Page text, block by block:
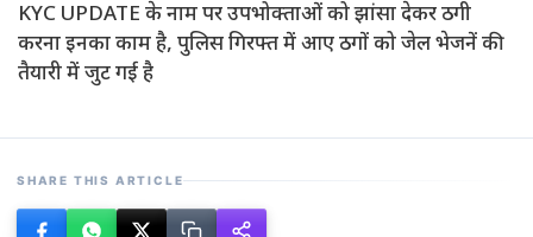
KYC UPDATE के नाम पर उपभोक्ताओं को झांसा देकर ठगी
करना इनका काम है, पुलिस गिरफ्त में आए ठगों को जेल भेजनें की
तैयारी में जुट गई है
SHARE THIS ARTICLE